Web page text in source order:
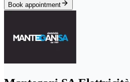
Book appointment